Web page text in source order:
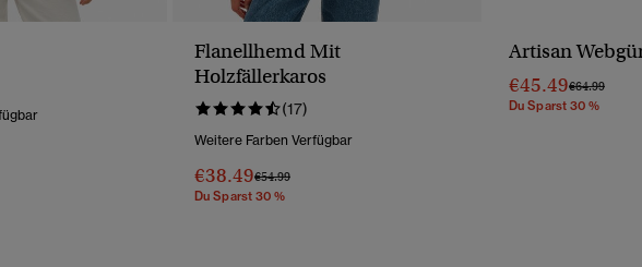
Flanellhemd Mit
Holzfällerkaros
(17)
Weitere Farben Verfügbar
€38.49Preis Wurde Reduziert Von
€54.99Bis
Du Sparst 30 %
Artisan
€45.49Preis Wurde
€64.99Bis
Du Sparst 30 %